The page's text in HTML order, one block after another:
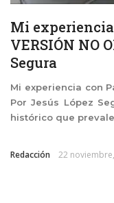
Mi
VERSIÓN NO
Segura
Mi experiencia con
Por Jesús López
histórico que
Redacción 22